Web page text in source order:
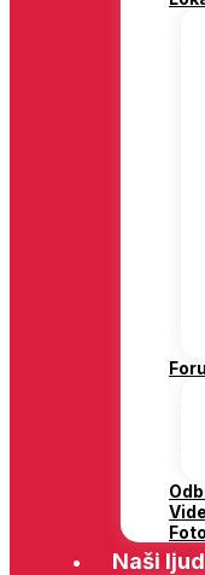
Naši